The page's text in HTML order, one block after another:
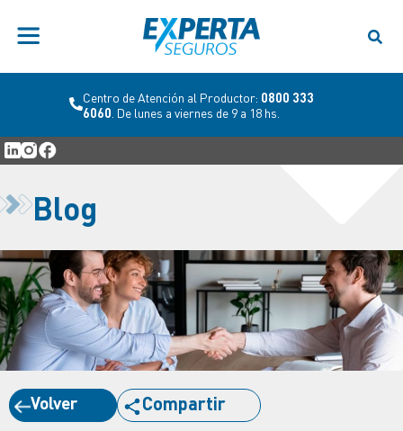
Centro de Atención al Productor: 0800 333
6060 . De lunes a viernes de 9 a 18 hs.
Blog
Volver Compartir